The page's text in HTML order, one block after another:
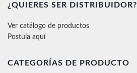
¿QUIERES SER DISTRIBUIDOR?
Ver catálogo de productos
Postula aquí
CATEGORÍAS DE PRODUCTO